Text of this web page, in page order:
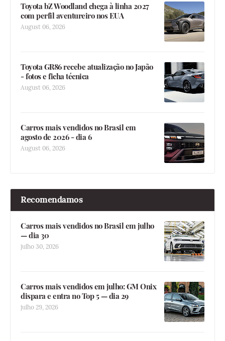
Toyota bZ Woodland chega à linha 2027
com perfil aventureiro nos EUA
August 06, 2026
Toyota GR86 recebe atualização no Japão
- fotos e ficha técnica
August 06, 2026
Carros mais vendidos no Brasil em
agosto de 2026 - dia 6
August 06, 2026
Recomendamos
Carros mais vendidos no Brasil em julho
— dia 30
julho 30, 2026
Carros mais vendidos em julho: GM Onix
dispara e entra no Top 5 — dia 29
julho 29, 2026